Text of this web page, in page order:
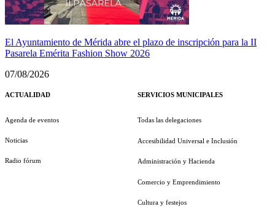
El Ayuntamiento de Mérida abre el plazo de inscripción para la II
Pasarela Emérita Fashion Show 2026
07/08/2026
ACTUALIDAD
Agenda de eventos
Noticias
Radio fórum
SERVICIOS MUNICIPALES
Todas las delegaciones
Accesibilidad Universal e Inclusión
Administración y Hacienda
Comercio y Emprendimiento
Cultura y festejos